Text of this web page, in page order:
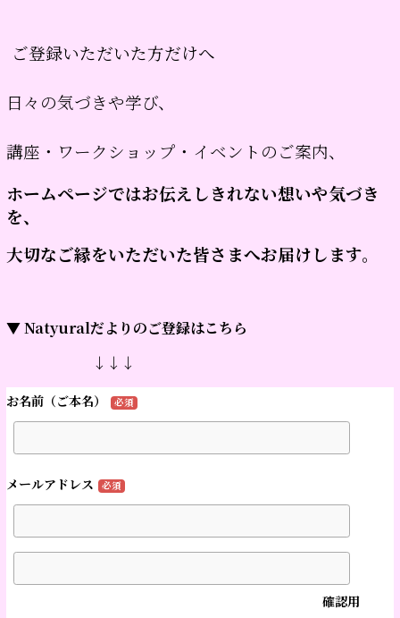
ご登録いただいた方だけへ
日々の気づきや学び、
講座・ワークショップ・イベントのご案内、
ホームページではお伝えしきれない想いや気づき
を、
大切なご縁をいただいた皆さまへお届けします。
▼ Natyuralだよりのご登録はこちら
↓↓↓
お名前（ご本名） 必須
メールアドレス 必須
確認用